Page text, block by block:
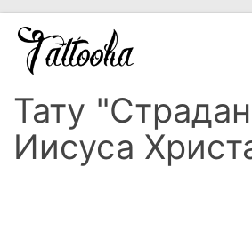
Тату
Иисуса